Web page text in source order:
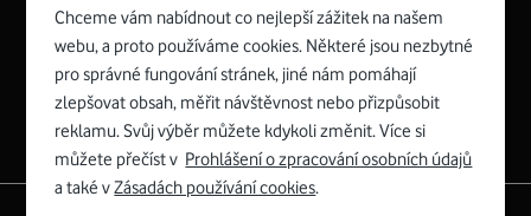
Zyxel VMG8623-T50B:
Rozměry modemu jsou 16 x 22 x 7,5 cm (včetně stojánku)
a nabízí 4 gigabitové LAN porty a bezdrátové připojení Wi-
Fi ve verzích 802.11 b/g/n/ac pro frekvenci 2,4 GHz a
Spojte se s Vodafonem
Chceme vám nabídnout co nejlepší zážitek na našem
webu, a proto používáme cookies. Některé jsou nezbytné
pro správné fungování stránek, jiné nám pomáhají
zlepšovat obsah, měřit návštěvnost nebo přizpůsobit
reklamu. Svůj výběr můžete kdykoli změnit. Více si
můžete přečíst v Prohlášení o zpracování osobních údajů
a také vZásadách používání cookies.